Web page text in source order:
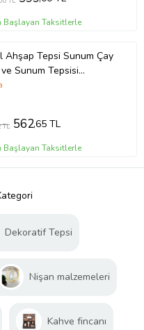
Başlayan Taksitlerle
Ahşap Tepsi Sunum Çay
ve Sunum Tepsisi
TL 562,65 TL
Başlayan Taksitlerle
Dekoratif Tepsi
Nişan malzemeleri
Kahve fincanı